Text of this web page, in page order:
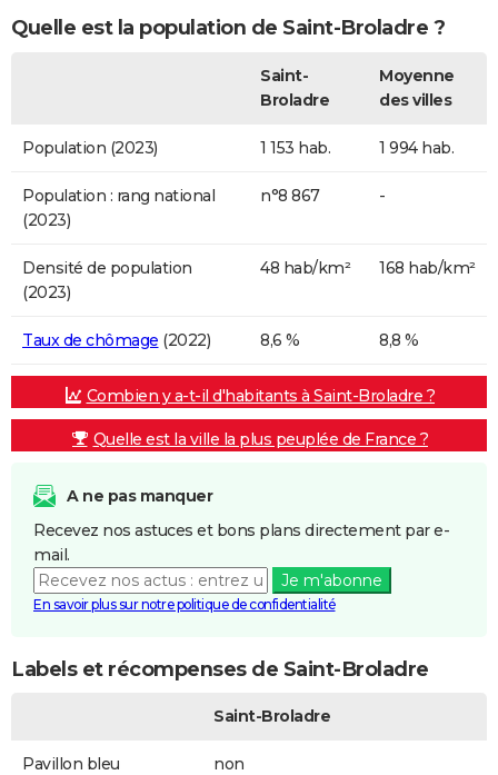
Quelle est la population de Saint-Broladre ?
Saint-
Broladre
Moyenne
des villes
Population (2023) 1 153 hab. 1 994 hab.
Population : rang national
(2023)
n°8 867 -
Densité de population
(2023)
48 hab/km² 168 hab/km²
Taux de chômage (2022) 8,6 % 8,8 %
Combien y a-t-il d'habitants à Saint-Broladre ?
Quelle est la ville la plus peuplée de France ?
A ne pas manquer
Recevez nos astuces et bons plans directement par e-
mail.
Je m'abonne
En savoir plus sur notre politique de confidentialité
Labels et récompenses de Saint-Broladre
Saint-Broladre
Pavillon bleu non